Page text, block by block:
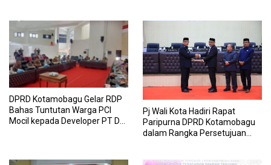
DPRD Kotamobagu Gelar RDP
Bahas Tuntutan Warga PCI
Mocil kepada Developer PT Dwi
Pj Wali Kota Hadiri Rapat
Paripurna DPRD Kotamobagu
dalam Rangka Persetujuan